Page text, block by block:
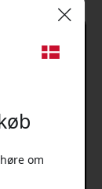
om
rabat.